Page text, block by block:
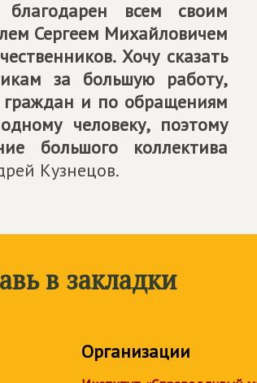
благодарен всем своим
Сергеем Михайловичем
Хочу сказать
за большую работу,
и по обращениям
человеку, поэтому
большого коллектива
Кузнецов.
в закладки
Организации